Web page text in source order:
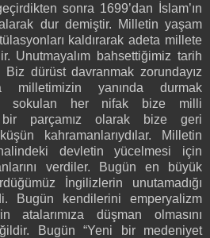
sonra 1699’dan İslam’ın
dur demiştir. Milletin yaşam
kaldırarak adeta millete
Unutmayalım bahsettiğimiz tarih
dürüst davranmak zorundayız
milletimizin yanında durmak
sokulan her nifak bize milli
bir parçamız olarak bize geri
kahramanlarıydılar. Milletin
devletin yücelmesi için
verdiler. Bugün en büyük
İngilizlerin unutamadığı
Bugün kendilerini emperyalizm
atalarımıza düşman olmasını
Bugün “Yeni bir medeniyet